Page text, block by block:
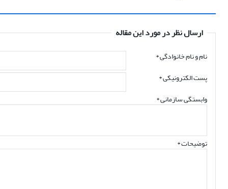
ارسال نظر در مورد این مقاله
نام و نام خانوادگی*
پست الکترونیکی*
وابستگی سازمانی *
توضیحات *